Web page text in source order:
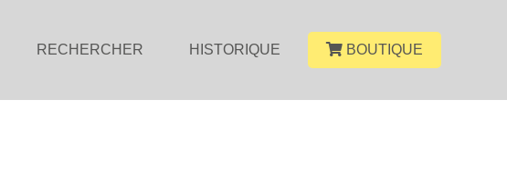
RECHERCHER HISTORIQUE BOUTIQUE